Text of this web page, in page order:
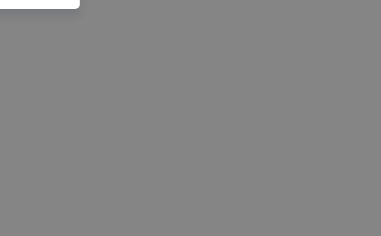
hogyan
k
és
a